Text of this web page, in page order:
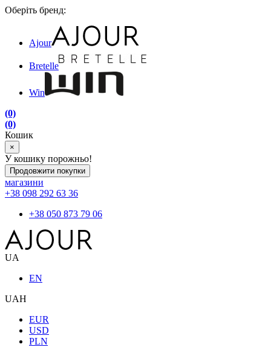
Оберіть бренд:
Ajour
Bretelle
Win
(0)
(0)
Кошик
×
У кошику порожньо!
Продовжити покупки
магазини
+38 098 292 63 36
+38 050 873 79 06
UA
EN
UAH
EUR
USD
PLN